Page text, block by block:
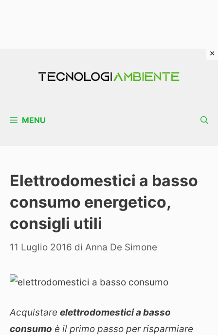
MENU
Elettrodomestici a basso
consumo energetico,
consigli utili
11 Luglio 2016 di Anna De Simone
Acquistare elettrodomestici a basso
consumo è il primo passo per risparmiare